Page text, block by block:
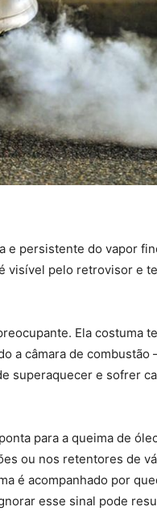
e persistente do vapor
visível pelo retrovisor e
Ela costuma
a câmara de
superaquecer e sofrer
para a queima de
ou nos retentores de
é acompanhado por
esse sinal pode